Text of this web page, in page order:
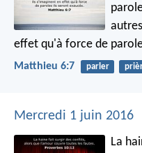
effet qu'à force de
Matthieu 6:7 parler
Mercredi 1 juin 2016
La